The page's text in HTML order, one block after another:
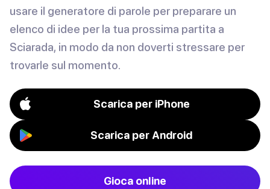
usare il generatore di parole per preparare un
elenco di idee per la tua prossima partita a
Sciarada, in modo da non doverti stressare per
trovarle sul momento.
Scarica per iPhone
Scarica per Android
Gioca online